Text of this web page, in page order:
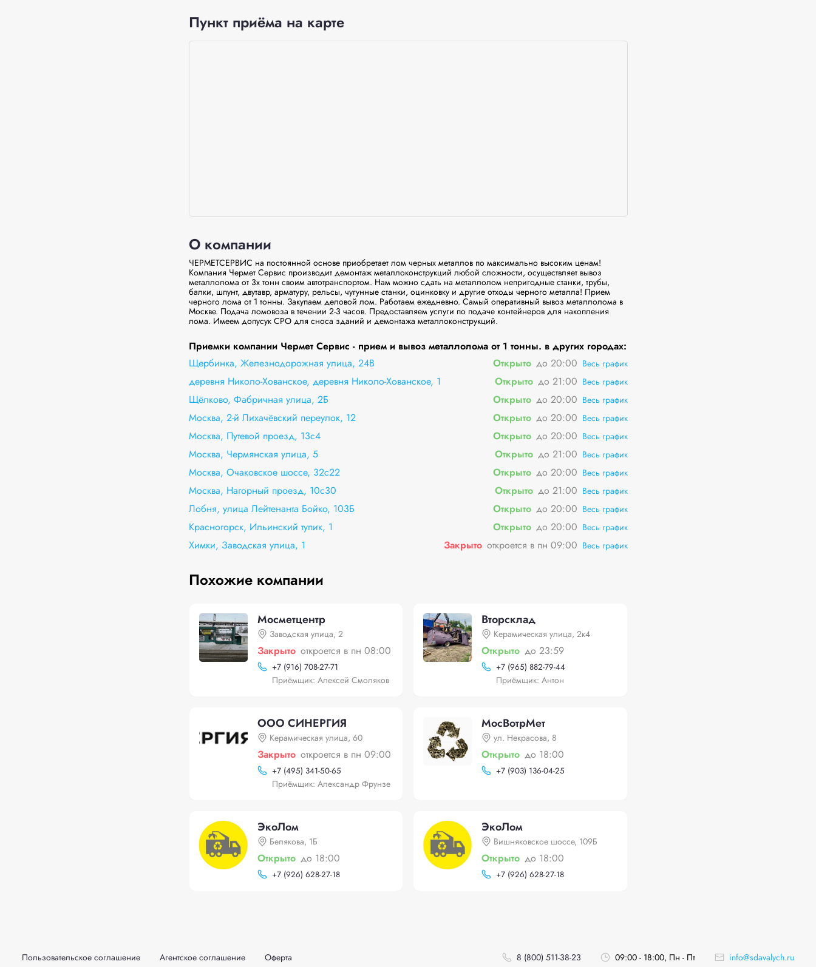
Пункт приёма на карте
О компании
ЧЕРМЕТСЕРВИС на постоянной основе приобретает лом черных металлов по максимально высоким ценам!
Компания Чермет Сервис производит демонтаж металлоконструкций любой сложности, осуществляет вывоз
металлолома от 3х тонн своим автотранспортом. Нам можно сдать на металлолом непригодные станки, трубы,
балки, шпунт, двутавр, арматуру, рельсы, чугунные станки, оцинковку и другие отходы черного металла! Прием
черного лома от 1 тонны. Закупаем деловой лом. Работаем ежедневно. Самый оперативный вывоз металлолома в
Москве. Подача ломовоза в течении 2-3 часов. Предоставляем услуги по подаче контейнеров для накопления
лома. Имеем допусук СРО для сноса зданий и демонтажа металлоконструкций.
Приемки компании Чермет Сервис - прием и вывоз металлолома от 1 тонны. в других городах:
Щербинка, Железнодорожная улица, 24В
Открыто до 20:00 Весь график
деревня Николо-Хованское, деревня Николо-Хованское, 1 Открыто до 21:00 Весь график
Щёлково, Фабричная улица, 2Б Открыто до 20:00 Весь график
Москва, 2-й Лихачёвский переулок, 12 Открыто до 20:00 Весь график
Москва, Путевой проезд, 13с4 Открыто до 20:00 Весь график
Москва, Чермянская улица, 5 Открыто до 21:00 Весь график
Москва, Очаковское шоссе, 32с22 Открыто до 20:00 Весь график
Москва, Нагорный проезд, 10с30 Открыто до 21:00 Весь график
Лобня, улица Лейтенанта Бойко, 103Б Открыто до 20:00 Весь график
Красногорск, Ильинский тупик, 1 Открыто до 20:00 Весь график
Химки, Заводская улица, 1 Закрыто откроется в пн 09:00 Весь график
Похожие компании
Мосметцентр
Заводская улица, 2
Закрыто откроется в пн 08:00
+7 (916) 708-27-71
Приёмщик: Алексей Смоляков
Вторсклад
Керамическая улица, 2к4
Открыто до 23:59
+7 (965) 882-79-44
Приёмщик: Антон
ООО СИНЕРГИЯ
Керамическая улица, 60
Закрыто откроется в пн 09:00
+7 (495) 341-50-65
Приёмщик: Александр Фрунзе
МосВотрМет
ул. Некрасова, 8
Открыто до 18:00
+7 (903) 136-04-25
ЭкоЛом
Белякова, 1Б
Открыто до 18:00
+7 (926) 628-27-18
ЭкоЛом
Вишняковское шоссе, 109Б
Открыто до 18:00
+7 (926) 628-27-18
Пользовательское соглашение Агентское соглашение Оферта 8 (800) 511-38-23 09:00 - 18:00, Пн - Пт info@sdavalych.ru